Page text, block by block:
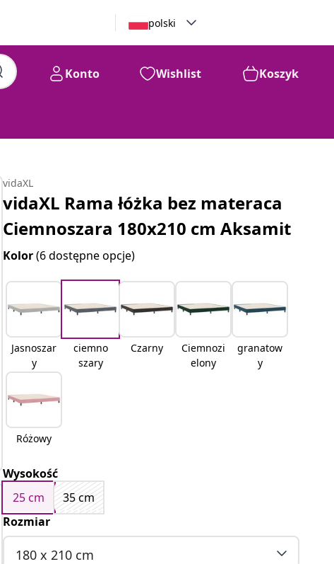
polski
Konto Wishlist Koszyk
vidaXL
vidaXL Rama łóżka bez materaca
Ciemnoszara 180x210 cm Aksamit
Kolor(6 dostępne opcje)
Jasnoszar
y
ciemno
szary
Czarny
Ciemnozi
elony
granatow
y
Różowy
Wysokość
25 cm
35 cm
Rozmiar
180 x 210 cm